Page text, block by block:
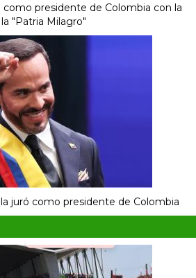
como presidente de Colombia con la
"Patria Milagro"
juró como presidente de Colombia